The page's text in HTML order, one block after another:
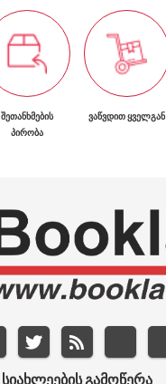
ᲨᲔᲗᲐᲜᲮᲛᲔᲑᲘᲡ
ᲞᲘᲠᲝᲑᲐ
ᲕᲐᲬᲕᲓᲘᲗ ᲧᲕᲔᲚᲒᲐᲜ
ᲡᲘᲐᲮᲚᲔᲔᲑᲘᲡ ᲒᲐᲛᲝᲬᲔᲠᲐ